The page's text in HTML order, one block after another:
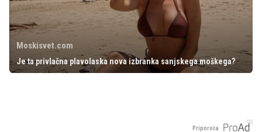
Moskisvet.com
Je ta privlačna plavolaska nova izbranka sanjskega moškega?
Priporoča